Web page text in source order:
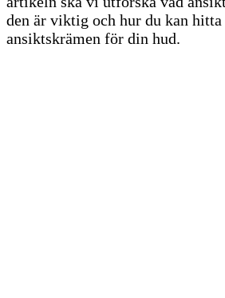
den är viktig och hur du kan hitta
ansiktskrämen för din hud.